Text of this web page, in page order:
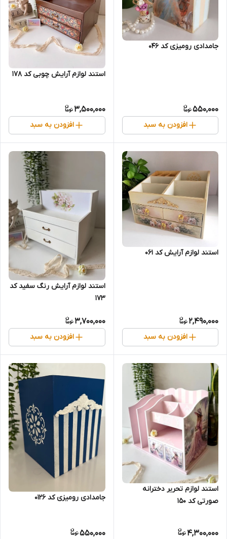
جامدادی رومیزی کد 046
550,000
افزودن به سبد
استند لوازم آرایش چوبی کد 178
3,500,000
افزودن به سبد
استند لوازم آرایش کد 061
2,490,000
افزودن به سبد
استند لوازم آرایش رنگ سفید کد
173
3,700,000
افزودن به سبد
استند لوازم تحریر دخترانه
صورتی کد 150
4,300,000
جامدادی رومیزی کد 0126
550,000